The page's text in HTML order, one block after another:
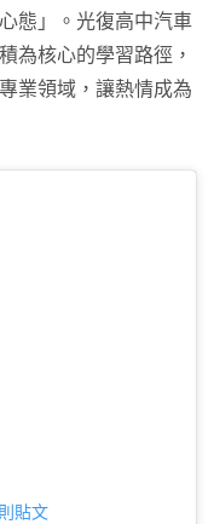
態」。光復高中汽車
為核心的學習路徑，
業領域，讓熱情成為
貼文